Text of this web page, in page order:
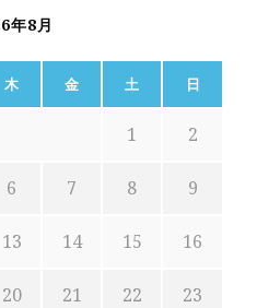
年8月
木 金 土 日
1 2
6 7 8 9
13 14 15 16
20 21 22 23